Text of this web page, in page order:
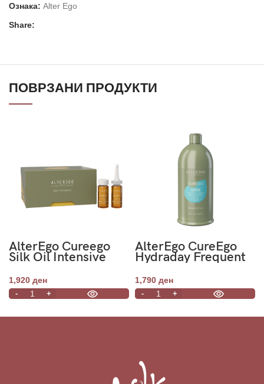
Ознака: Alter Ego
Share:
ПОВРЗАНИ ПРОДУКТИ
AlterEgo Cureego
Silk Oil Intensive
12x10ml
1,920 ден
AlterEgo CureEgo
Hydraday Frequent
Use Conditioner
950ml
1,790 ден